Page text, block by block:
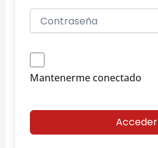
Mantenerme conectado
Acceder